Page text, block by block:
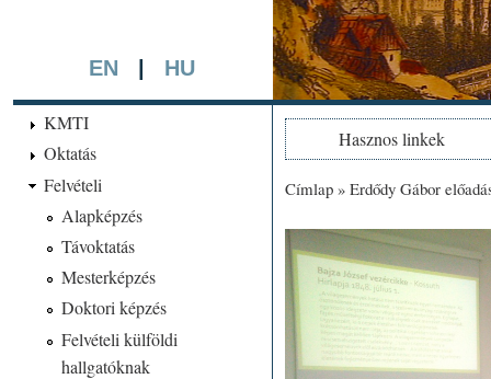
EN HU
KMTI
Oktatás
Felvételi
Alapképzés
Távoktatás
Mesterképzés
Doktori képzés
Felvételi külföldi
hallgatóknak
Hasznos linkek
Címlap »Erdődy Gábor